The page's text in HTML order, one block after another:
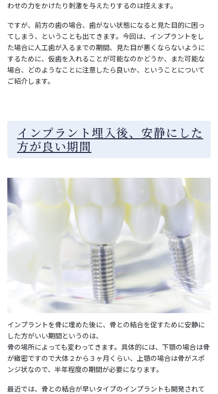
わせの力をかけたり刺激を与えたりするのは控えます。
ですが、前方の歯の場合、歯がない状態になると見た目的に困っ
てしまう、ということも出てきます。今回は、インプラントをし
た場合に人工歯が入るまでの期間、見た目が悪くならないように
するために、仮歯を入れることが可能なのかどうか、また可能な
場合、どのようなことに注意したら良いか、ということについて
ご紹介します。
インプラント埋入後、安静にした
方が良い期間
インプラントを骨に埋めた後に、骨との結合を促すために安静に
した方がいい期間というのは、
骨の場所によっても変わってきます。具体的には、下顎の場合は骨
が緻密ですので大体２から３ヶ月くらい、上顎の場合は骨がスポ
ンジ状なので、半年程度の期間が必要になります。
最近では、骨との結合が早いタイプのインプラントも開発されて